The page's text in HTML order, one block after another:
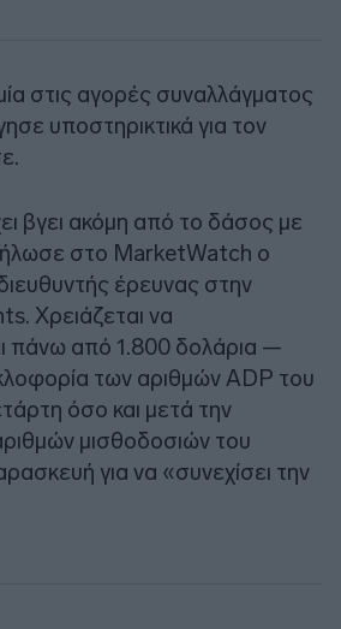
στις αγορές συναλλάγματος
υποστηρικτικά για τον
βγει ακόμη από το δάσος με
στο MarketWatch ο
έρευνας στην
Χρειάζεται να
πάνω από 1.800 δολάρια —
των αριθμών ADP του
όσο και μετά την
μισθοδοσιών του
για να «συνεχίσει την